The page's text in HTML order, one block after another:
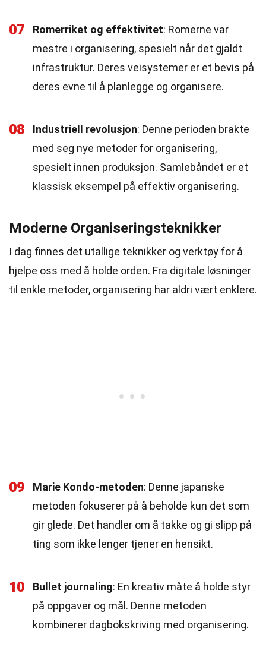
07 Romerriket og effektivitet: Romerne var
mestre i organisering, spesielt når det gjaldt
infrastruktur. Deres veisystemer er et bevis på
deres evne til å planlegge og organisere.
08 Industriell revolusjon: Denne perioden brakte
med seg nye metoder for organisering,
spesielt innen produksjon. Samlebåndet er et
klassisk eksempel på effektiv organisering.
Moderne Organiseringsteknikker
I dag finnes det utallige teknikker og verktøy for å
hjelpe oss med å holde orden. Fra digitale løsninger
til enkle metoder, organisering har aldri vært enklere.
09 Marie Kondo-metoden: Denne japanske
metoden fokuserer på å beholde kun det som
gir glede. Det handler om å takke og gi slipp på
ting som ikke lenger tjener en hensikt.
10 Bullet journaling: En kreativ måte å holde styr
på oppgaver og mål. Denne metoden
kombinerer dagbokskriving med organisering.